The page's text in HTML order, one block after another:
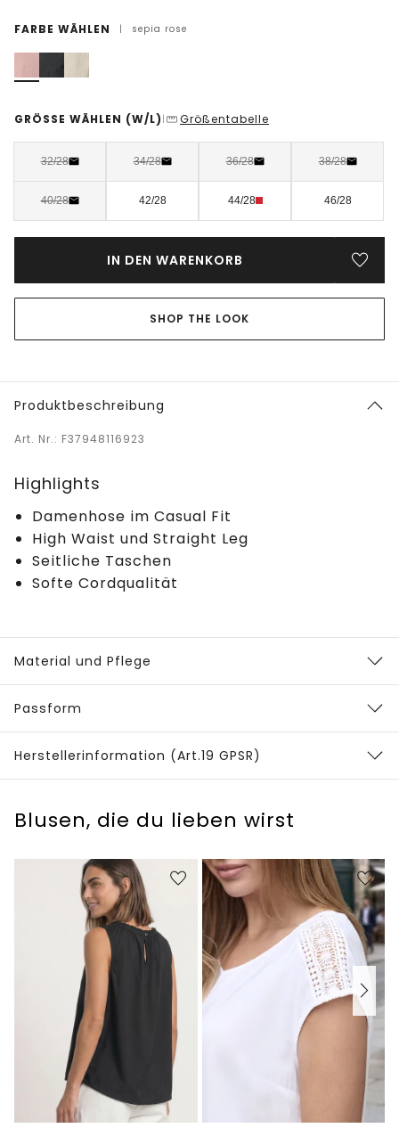
FARBE WÄHLEN | sepia rose
GRÖSSE WÄHLEN (W/L) | Größentabelle
32/28 34/28 36/28 38/28
40/28 42/28 44/28 46/28
IN DEN WARENKORB
SHOP THE LOOK
Produktbeschreibung
Art. Nr.: F37948116923
Highlights
Damenhose im Casual Fit
High Waist und Straight Leg
Seitliche Taschen
Softe Cordqualität
Material und Pflege
Passform
Herstellerinformation (Art.19 GPSR)
Blusen, die du lieben wirst